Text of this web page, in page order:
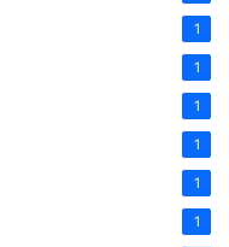
1
1
1
1
1
1